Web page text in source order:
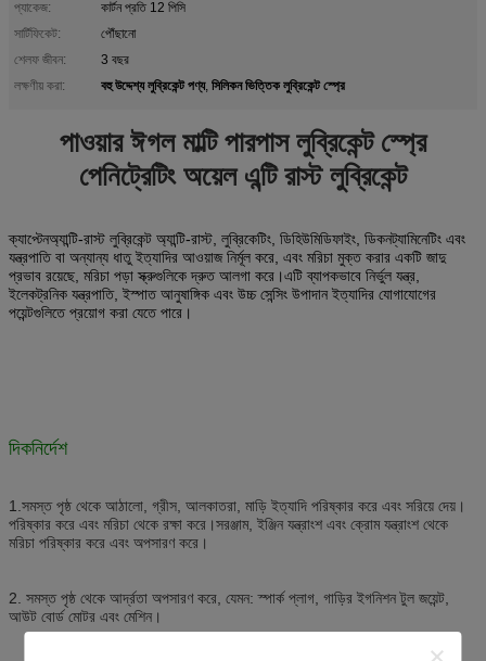
প্যাকেজ:
কার্টন প্রতি 12 পিসি
সার্টিফিকেট:
পৌঁছানো
শেলফ জীবন:
3 বছর
লক্ষণীয় করা:
বহু উদ্দেশ্য লুব্রিকেন্ট পণ্য, সিলিকন ভিত্তিক লুব্রিকেন্ট স্প্রে
পাওয়ার ঈগল মাল্টি পারপাস লুব্রিকেন্ট স্প্রে
পেনিট্রেটিং অয়েল এন্টি রাস্ট লুব্রিকেন্ট
ক্যাপ্টেনঅ্যান্টি-রাস্ট লুব্রিকেন্ট অ্যান্টি-রাস্ট, লুব্রিকেটিং, ডিহিউমিডিফাইং, ডিকনট্যামিনেটিং এবং
যন্ত্রপাতি বা অন্যান্য ধাতু ইত্যাদির আওয়াজ নির্মূল করে, এবং মরিচা মুক্ত করার একটি জাদু
প্রভাব রয়েছে, মরিচা পড়া স্ক্রুগুলিকে দ্রুত আলগা করে।এটি ব্যাপকভাবে নির্ভুল যন্ত্র,
ইলেকট্রনিক যন্ত্রপাতি, ইস্পাত আনুষাঙ্গিক এবং উচ্চ সেন্সিং উপাদান ইত্যাদির যোগাযোগের
পয়েন্টগুলিতে প্রয়োগ করা যেতে পারে।
দিকনির্দেশ
1. সমস্ত পৃষ্ঠ থেকে আঠালো, গ্রীস, আলকাতরা, মাড়ি ইত্যাদি পরিষ্কার করে এবং সরিয়ে দেয়।
পরিষ্কার করে এবং মরিচা থেকে রক্ষা করে।সরঞ্জাম, ইঞ্জিন যন্ত্রাংশ এবং ক্রোম যন্ত্রাংশ থেকে
মরিচা পরিষ্কার করে এবং অপসারণ করে।
2. সমস্ত পৃষ্ঠ থেকে আর্দ্রতা অপসারণ করে, যেমন: স্পার্ক প্লাগ, গাড়ির ইগনিশন টুল জয়েন্ট,
আউট বোর্ড মোটর এবং মেশিন।